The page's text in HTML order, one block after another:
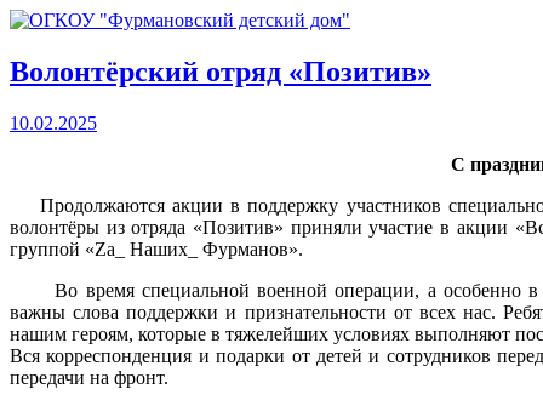
Волонтёрский отряд «Позитив»
10.02.2025
С
Продолжаются акции в поддержку участников
волонтёры из отряда «Позитив» приняли участие в акции
группой «Zа_ Наших_ Фурманов».
Во время специальной военной операции, а особенно в
важны слова поддержки и признательности от всех нас.
нашим героям, которые в тяжелейших условиях выполняют
Вся корреспонденция и подарки от детей и сотрудников
передачи на фронт.